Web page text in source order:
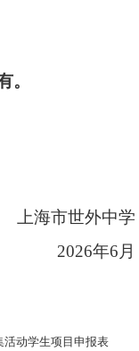
。
上海市世外中学
2026年6月
活动学生项目申报表